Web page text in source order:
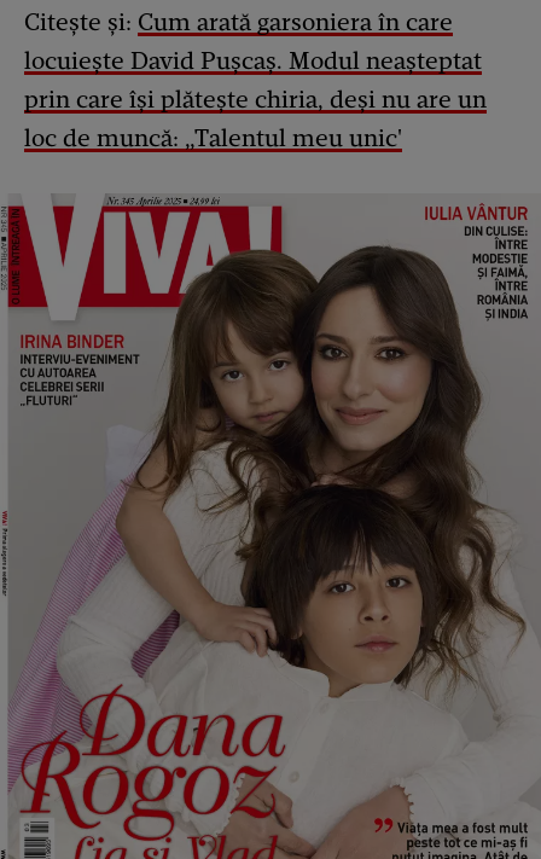
Citește și: Cum arată garsoniera în care
locuiește David Pușcaș. Modul neașteptat
prin care își plătește chiria, deși nu are un
loc de muncă: „Talentul meu unic'